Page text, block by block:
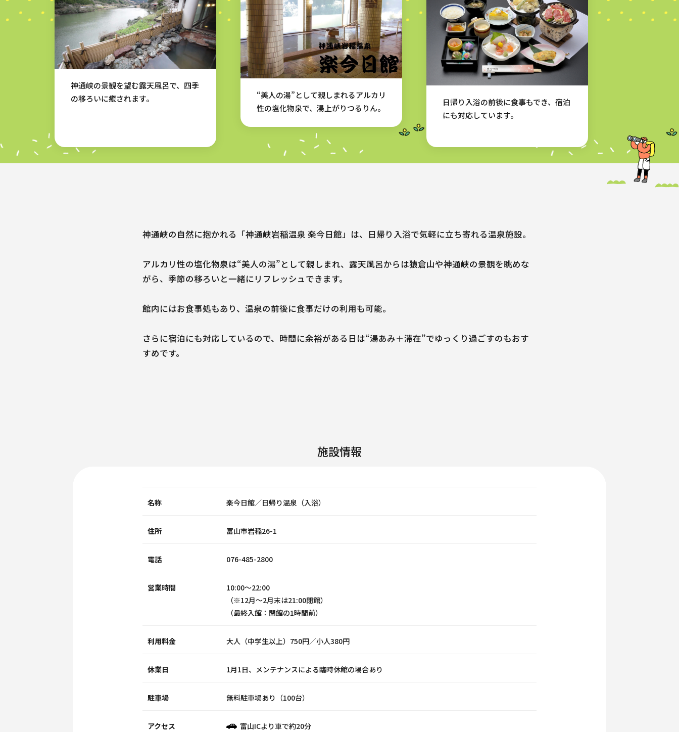
神通峡の景観を望む露天風呂で、四季
の移ろいに癒されます。
“美人の湯”として親しまれるアルカリ
性の塩化物泉で、湯上がりつるりん。
日帰り入浴の前後に食事もでき、宿泊
にも対応しています。
神通峡の自然に抱かれる「神通峡岩稲温泉 楽今日館」は、日帰り入浴で気軽に立ち寄れる温泉施設。
アルカリ性の塩化物泉は“美人の湯”として親しまれ、露天風呂からは猿倉山や神通峡の景観を眺めな
がら、季節の移ろいと一緒にリフレッシュできます。
館内にはお食事処もあり、温泉の前後に食事だけの利用も可能。
さらに宿泊にも対応しているので、時間に余裕がある日は“湯あみ＋滞在”でゆっくり過ごすのもおす
すめです。
施設情報
名称 楽今日館／日帰り温泉（入浴）
住所 富山市岩稲26-1
電話 076-485-2800
営業時間
10:00〜22:00
（※12月〜2月末は21:00閉館）
（最終入館：閉館の1時間前）
利用料金 大人（中学生以上）750円／小人380円
休業日 1月1日、メンテナンスによる臨時休館の場合あり
駐車場 無料駐車場あり（100台）
アクセス
富山ICより車で約20分